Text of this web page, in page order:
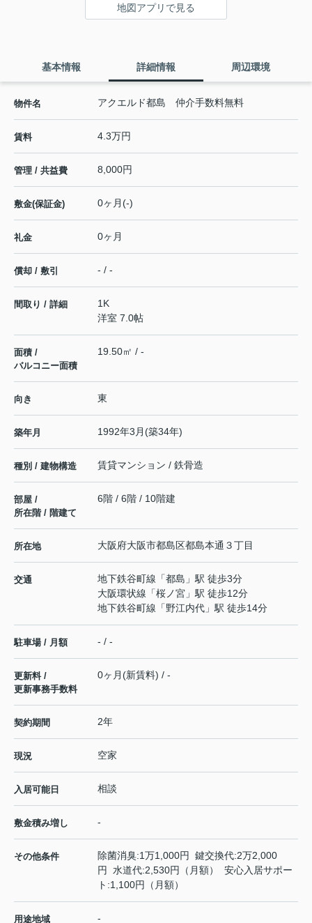
地図アプリで見る
基本情報 詳細情報 周辺環境
物件名 アクエルド都島 仲介手数料無料
賃料 4.3万円
管理 / 共益費 8,000円
敷金(保証金) 0ヶ月(-)
礼金 0ヶ月
償却 / 敷引 - / -
間取り / 詳細
1K
洋室 7.0帖
面積 /
バルコニー面積
19.50㎡ / -
向き 東
築年月 1992年3月(築34年)
種別 / 建物構造 賃貸マンション / 鉄骨造
部屋 /
所在階 / 階建て
6階 / 6階 / 10階建
所在地 大阪府大阪市都島区都島本通 ３丁目
交通 地下鉄谷町線 「都島 」駅 徒歩3分
大阪環状線 「桜ノ宮 」駅 徒歩12分
地下鉄谷町線 「野江内代 」駅 徒歩14分
駐車場 / 月額 - / -
更新料 /
更新事務手数料
0ヶ月(新賃料) / -
契約期間 2年
現況 空家
入居可能日 相談
敷金積み増し -
その他条件
除菌消臭:1万1,000円 鍵交換代:2万2,000
円 水道代:2,530円（月額） 安心入居サポー
ト:1,100円（月額）
用途地域 -